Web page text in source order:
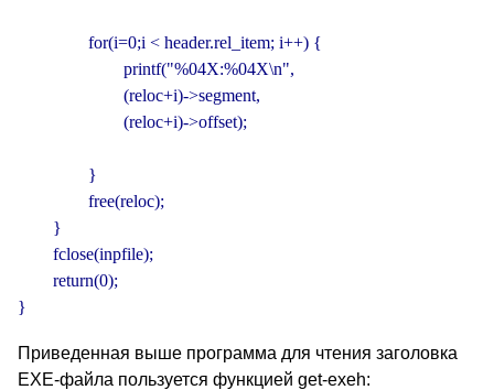
                for(i=0;i < header.rel_item; i++) {
                        printf("%04X:%04X\n",
                        (reloc+i)->segment,
                        (reloc+i)->offset);
                }
                free(reloc);
        }
        fclose(inpfile);
        return(0);
}
Приведенная выше программа для чтения заголовка
EXE-файла пользуется функцией get-exeh: